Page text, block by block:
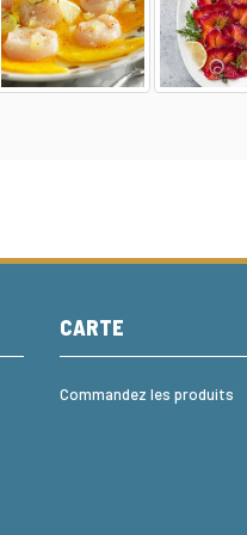
CARTE
Commandez les produits